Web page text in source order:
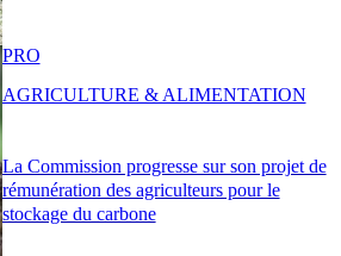
La Commission progresse sur son projet de
rémunération des agriculteurs pour le
stockage du carbone
PRO
AGRICULTURE & ALIMENTATION